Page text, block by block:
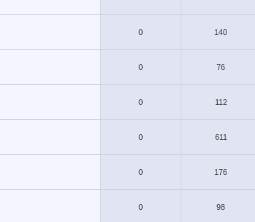
0
140
0
76
0
112
0
611
0
176
0
98